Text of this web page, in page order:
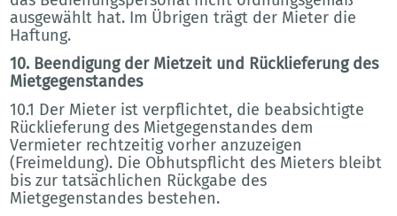
ausgewählt hat. Im Übrigen trägt der Mieter die
Haftung.
10. Beendigung der Mietzeit und Rücklieferung des
Mietgegenstandes
10.1 Der Mieter ist verpflichtet, die beabsichtigte
Rücklieferung des Mietgegenstandes dem
Vermieter rechtzeitig vorher anzuzeigen
(Freimeldung). Die Obhutspflicht des Mieters bleibt
bis zur tatsächlichen Rückgabe des
Mietgegenstandes bestehen.